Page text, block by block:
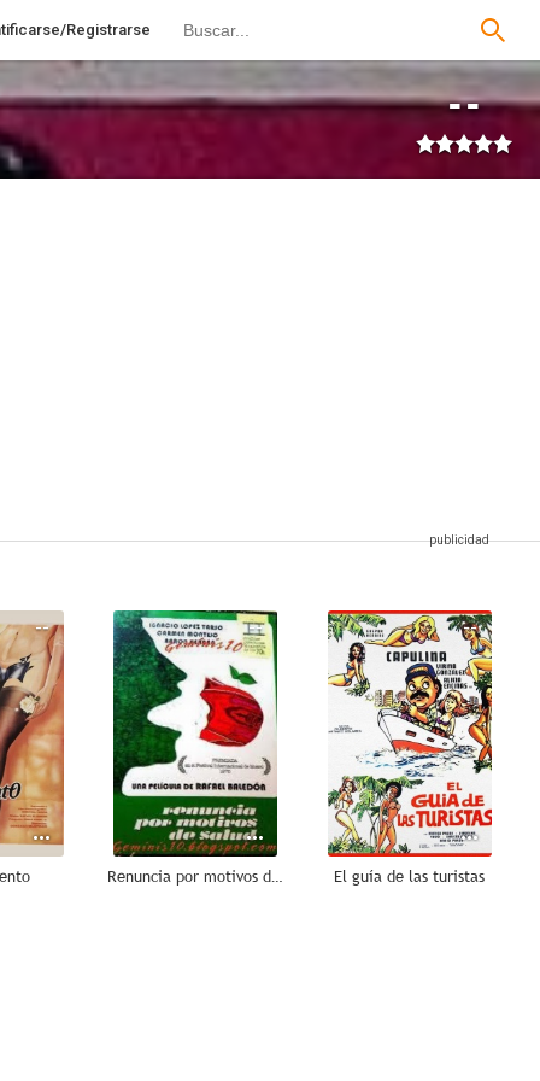
Registrarse
--
-- --
Renuncia por motivos de salud
--
El guía de las turistas